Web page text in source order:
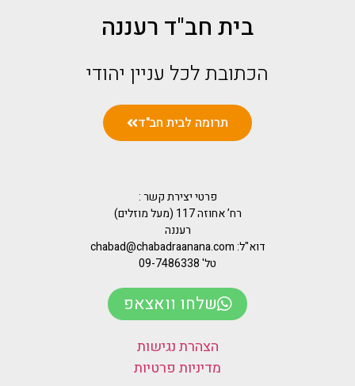
בית חב"ד רעננה
הכתובת לכל עניין יהודי
תרומה לבית חב"ד
פרטי יצירת קשר :
רח’ אחוזה 117 (מעל מוזלים)
רעננה
דוא"ל: chabad@chabadraanana.com
טל' 09-7486338
שלחו וואצאפ
הצהרת נגישות
מדיניות פרטיות